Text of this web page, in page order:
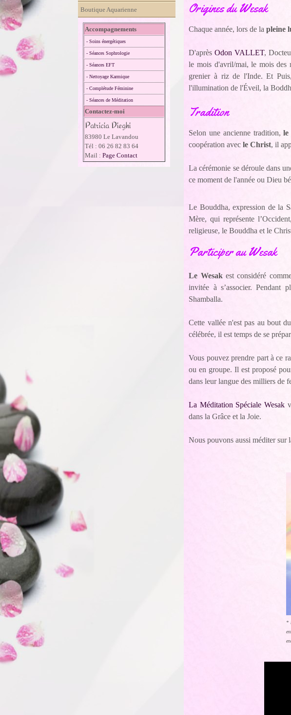
Boutique Aquarienne
Accompagnements
- Soins énergétiques
- Séances Sophrologie
- Séances EFT
- Nettoyage Karmique
- Complétude Féminine
- Séances de Méditation
Contactez-moi
Patricia Dieghi
83980 Le Lavandou
Tél : 06 26 82 83 64
Mail : Page Contact
Origines du Wesak
Chaque année, lors de lapleine
D'aprèsOdon VALLET,
le mois d'avril/mai, le mois des
grenier à riz de l'Inde. Et
l'illumination de l'Éveil, la
Tradition
Selon une ancienne tradition,le
coopération avecle Christ, il
La cérémonie se déroule dans
ce moment de l'année ou Dieu
Le Bouddha, expression de la
Mère, qui représente
religieuse, le Bouddha et le
Participer au Wesak
Le Wesakest considéré
invitée à s’associer. Pendant
Shamballa.
Cette vallée n'est pas au bout
célébrée, il est temps de se
Vous pouvez prendre part à ce
ou en groupe. Il est proposé
dans leur langue des milliers de
La Méditation Spéciale Wesak
dans la Grâce et la Joie.
Nous pouvons aussi méditer
*